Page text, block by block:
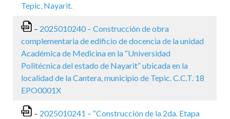
Tepic, Nayarit.
– 2025010240 – Construcción de obra
complementaria de edificio de docencia de la unidad
Académica de Medicina en la “Universidad
Politécnica del estado de Nayarit” ubicada en la
localidad de la Cantera, municipio de Tepic. C.C.T. 18
EPO0001X
– 2025010241 – “Construcción de la 2da. Etapa